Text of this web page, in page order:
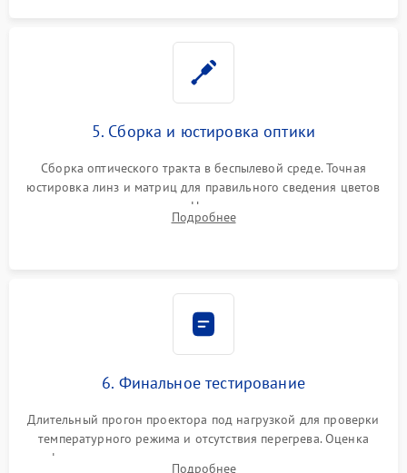
5. Сборка и юстировка оптики
Сборка оптического тракта в беспылевой среде. Точная
юстировка линз и матриц для правильного сведения цветов
и устранения размытия. Надежное подключение всех
шлейфов, установка датчиков и закрытие корпуса
Подробнее
6. Финальное тестирование
Длительный прогон проектора под нагрузкой для проверки
температурного режима и отсутствия перегрева. Оценка
фокуса, контрастности и цветопередачи на тестовых
Подробнее